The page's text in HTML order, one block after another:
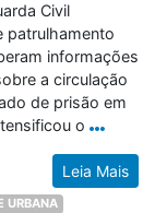
Civil
patrulhamento
informações
a circulação
de prisão em
o
Leia Mais
URBANA